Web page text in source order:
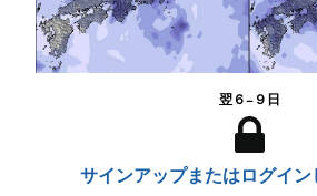
翌６−９日
サインアップまたはログイ